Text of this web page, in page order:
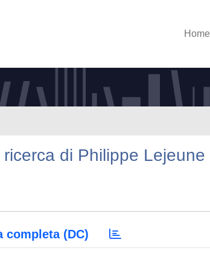
Home
di Philippe Lejeune
completa (DC)